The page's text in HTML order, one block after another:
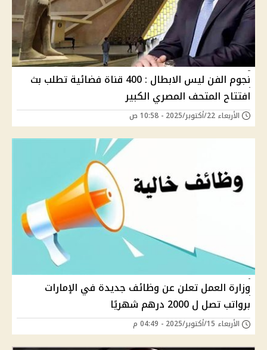
نجوم الفن ليس الابطال : 400 قناة فضائية تطلب بث
افتتاح المتحف المصري الكبير
الأربعاء 22/أكتوبر/2025 - 10:58 ص
وزارة العمل تعلن عن وظائف جديدة في الإمارات
برواتب تصل ل 2000 درهم شهريًا
الأربعاء 15/أكتوبر/2025 - 04:49 م